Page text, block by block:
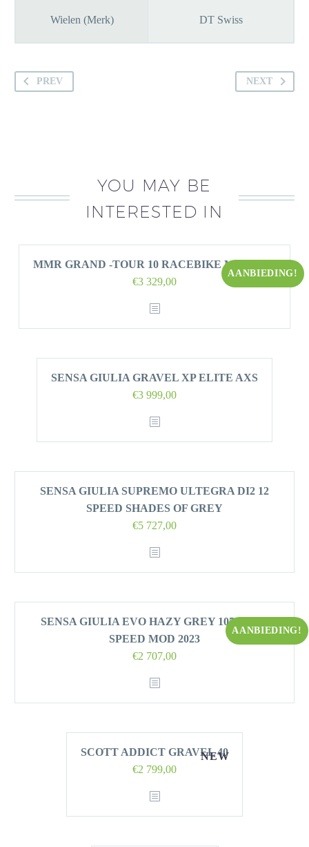
Wielen (Merk) DT Swiss
PREV NEXT
YOU MAY BE
INTERESTED IN
AANBIEDING!
MMR GRAND -TOUR 10 RACEBIKE MOD 2022
Oorspronkelijke
was:
€3
€3 329,00Huidige
€3
SENSA GIULIA GRAVEL XP ELITE AXS
€3 999,00
SENSA GIULIA SUPREMO ULTEGRA DI2 12
SPEED SHADES OF GREY
€5 727,00
AANBIEDING!
SENSA GIULIA EVO HAZY GREY 105 DI2 12
SPEED MOD 2023
Oorspronkelijke
was:
€3
€2 707,00Huidige
€2
NEW
SCOTT ADDICT GRAVEL 40
€2 799,00